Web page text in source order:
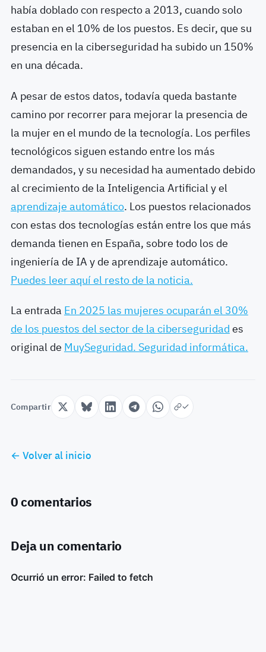
había doblado con respecto a 2013, cuando solo
estaban en el 10% de los puestos. Es decir, que su
presencia en la ciberseguridad ha subido un 150%
en una década.
A pesar de estos datos, todavía queda bastante
camino por recorrer para mejorar la presencia de
la mujer en el mundo de la tecnología. Los perfiles
tecnológicos siguen estando entre los más
demandados, y su necesidad ha aumentado debido
al crecimiento de la Inteligencia Artificial y el
aprendizaje automático. Los puestos relacionados
con estas dos tecnologías están entre los que más
demanda tienen en España, sobre todo los de
ingeniería de IA y de aprendizaje automático.
Puedes leer aquí el resto de la noticia.
La entrada En 2025 las mujeres ocuparán el 30%
de los puestos del sector de la ciberseguridad es
original de MuySeguridad. Seguridad informática.
Compartir
← Volver al inicio
0 comentarios
Deja un comentario